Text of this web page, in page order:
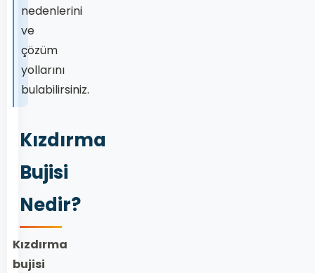
nedenlerini
ve
çözüm
yollarını
bulabilirsiniz.
Kızdırma
Bujisi
Nedir?
Kızdırma
bujisi